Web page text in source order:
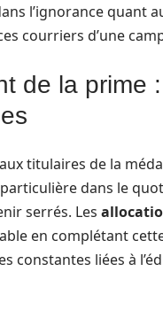
l’ignorance quant
courriers d’une
de la prime
titulaires de la
dans le
serrés. Les
en complétant
constantes liées à